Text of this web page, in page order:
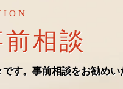
相談
す。事前相談をお勧めい